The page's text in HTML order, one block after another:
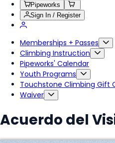
Pipeworks
Sign In / Register
Memberships + Passes
Climbing Instruction
Pipeworks' Calendar
Youth Programs
Touchstone Climbing Gift
Waiver
Acuerdo del